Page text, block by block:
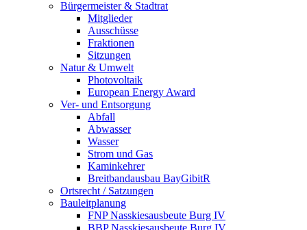
Bürgermeister & Stadtrat
Mitglieder
Ausschüsse
Fraktionen
Sitzungen
Natur & Umwelt
Photovoltaik
European Energy Award
Ver- und Entsorgung
Abfall
Abwasser
Wasser
Strom und Gas
Kaminkehrer
Breitbandausbau BayGibitR
Ortsrecht / Satzungen
Bauleitplanung
FNP Nasskiesausbeute Burg IV
BBP Nasskiesausbeute Burg IV